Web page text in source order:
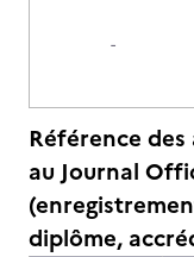
-
Référence
au Journal
diplôme,